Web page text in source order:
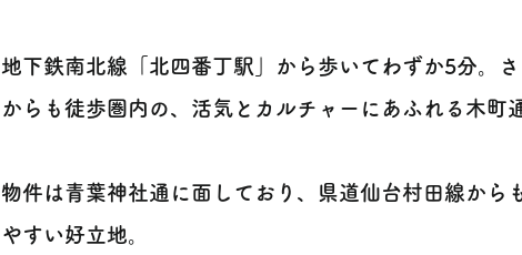
地下鉄南北線「北四番丁駅」から歩いてわずか5分。
からも徒歩圏内の、活気とカルチャーにあふれる木町
物件は青葉神社通に面しており、県道仙台村田線から
やすい好立地。